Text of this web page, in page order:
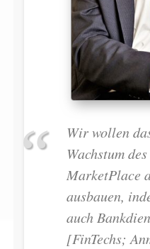
Wir wollen
Wachstum
MarketPlace
ausbauen,
auch
[FinTechs;